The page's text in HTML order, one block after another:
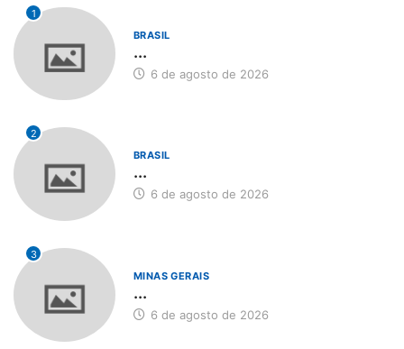
1
BRASIL
...
6 de agosto de 2026
2
BRASIL
...
6 de agosto de 2026
3
MINAS GERAIS
...
6 de agosto de 2026